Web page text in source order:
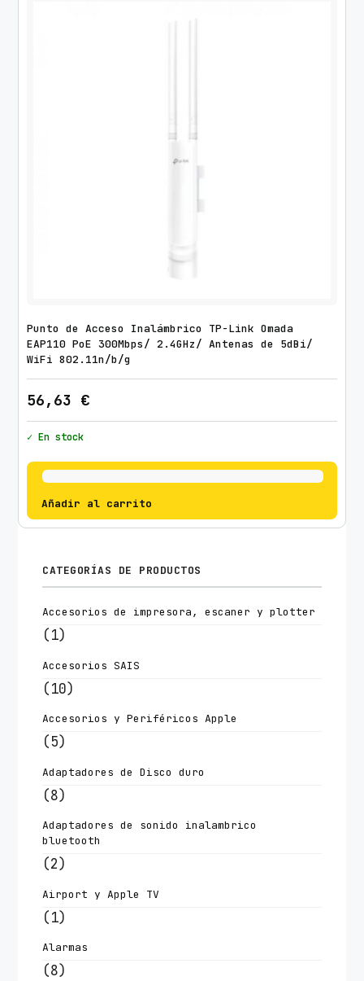
Punto de Acceso Inalámbrico TP-Link Omada
EAP110 PoE 300Mbps/ 2.4GHz/ Antenas de 5dBi/
WiFi 802.11n/b/g
56,63 €
✓ En stock
Añadir al carrito
CATEGORÍAS DE PRODUCTOS
Accesorios de impresora, escaner y plotter
(1)
Accesorios SAIS
(10)
Accesorios y Periféricos Apple
(5)
Adaptadores de Disco duro
(8)
Adaptadores de sonido inalambrico
bluetooth
(2)
Airport y Apple TV
(1)
Alarmas
(8)